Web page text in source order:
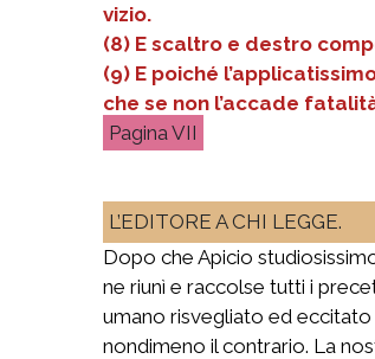
vizio.
(8) E scaltro e destro
(9) E poiché
che se non l’accade
VII
L’EDITORE A CHI LEGGE.
Dopo che Apicio
ne riunì e raccolse tutti i
umano risvegliato ed eccitato
nondimeno il contrario. La